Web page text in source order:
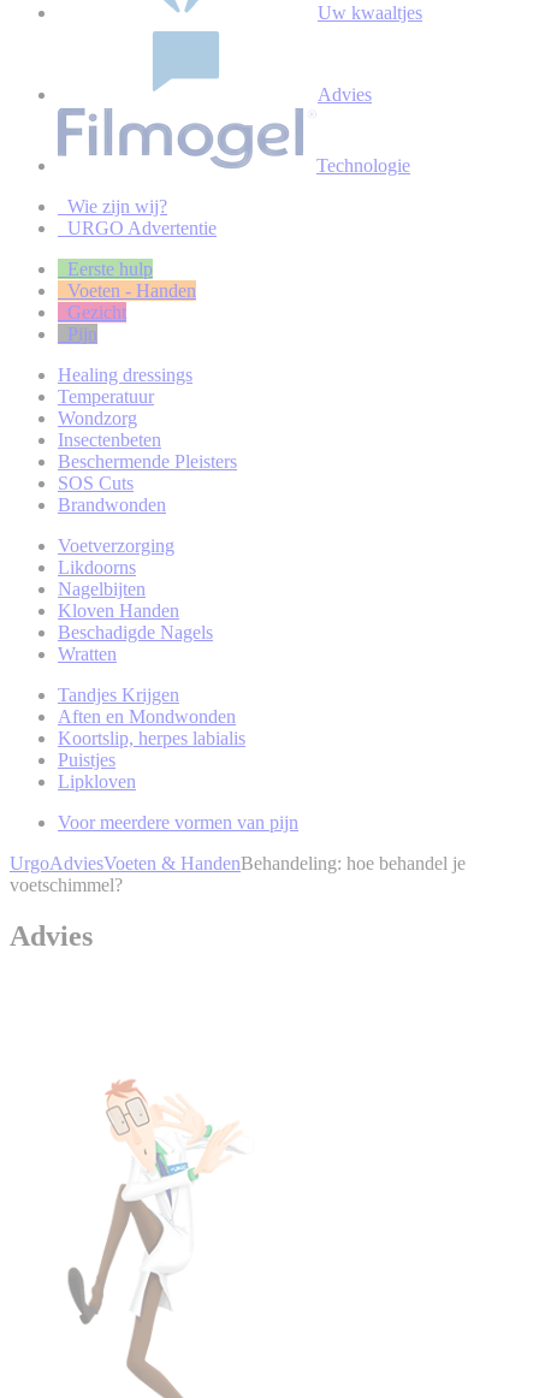
Uw kwaaltjes
Advies
Technologie
Wie zijn wij?
URGO Advertentie
Eerste hulp
Voeten - Handen
Gezicht
Pijn
Healing dressings
Temperatuur
Wondzorg
Insectenbeten
Beschermende Pleisters
SOS Cuts
Brandwonden
Voetverzorging
Likdoorns
Nagelbijten
Kloven Handen
Beschadigde Nagels
Wratten
Tandjes Krijgen
Aften en Mondwonden
Koortslip, herpes labialis
Puistjes
Lipkloven
Voor meerdere vormen van pijn
UrgoAdviesVoeten & HandenBehandeling: hoe behandel je
voetschimmel?
Advies